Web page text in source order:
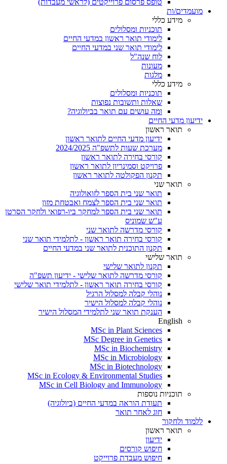
טופס פרסום פרוייקטים (לראשי מעבדות)
מועמדים/ות
מידע כללי
תוכניות ומסלולים
לימודי תואר ראשון במדעי החיים
לימודי תואר שני במדעי החיים
לוח שנה"ל
מעונות
מלגות
מידע כללי
תוכניות ומסלולים
שאלות ותשובות נפוצות
ומה עושים עם תואר בביולוגיה?
ידיעון מדעי החיים
תואר ראשון
ידיעון מדעי החיים לתואר ראשון
מערכת שעות לתשפ"ה 2024/2025
קורסי בחירה לתואר ראשון
פרויקט וסמינריון לתואר ראשון
תקנון הפקולטה לתואר ראשון
תואר שני
תואר שני בית הספר לזואולוגיה
תואר שני בית הספר לצמח ואבטחת מזון
תואר שני בית הספר למחקר ביו-רפואי ולחקר הסרטן
ע"ש שמוניס
קורסי מדרשה לתואר שני
קורסי בחירה תואר ראשון - לתלמידי תואר שני
תקנון התוכנית לתואר שני במדעי החיים
תואר שלישי
תקנון לתואר שלישי
קורסי מדרשה לתואר שלישי - ידיעון תשפ"ה
קורסי בחירה תואר ראשון - לתלמידי תואר שלישי
נוהלי קבלה למסלול הרגיל
נוהלי קבלה למסלול הישיר
הענקת תואר שני לתלמידי המסלול הישיר
English
MSc in Plant Sciences
MSc Degree in Genetics
MSc in Biochemistry
MSc in Microbiology
MSc in Biotechnology
MSc in Ecology & Environmental Studies
MSc in Cell Biology and Immunology
תוכניות נוספות
תעודת הוראה במדעי החיים (ביולוגיה)
חוג לאחר תואר
ללמוד ולחקור
תואר ראשון
ידיעון
חיפוש קורסים
חיפוש מעבדת פרוייקט